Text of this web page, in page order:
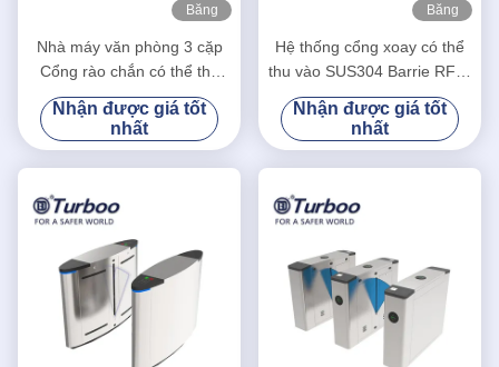
Băng
Nhà máy văn phòng 3 cặp
Cổng rào chắn có thể thu
vào được thiết kế tự động
Nhận được giá tốt
nhất
Băng
Hệ thống cổng xoay có thể
thu vào SUS304 Barrie RFID
chiều cao vòng eo
Nhận được giá tốt
nhất